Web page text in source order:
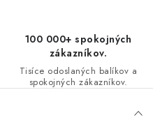
100 000+ spokojných
zákazníkov.
Tisíce odoslaných balíkov a
spokojných zákazníkov.